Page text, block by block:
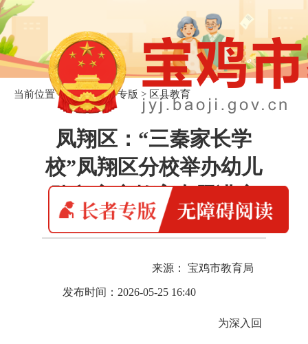
当前位置：首页>长者专版 > 区县教育
凤翔区：“三秦家长学
校”凤翔区分校举办幼儿
阶段家庭教育专题讲座
来源： 宝鸡市教育局
发布时间：2026-05-25 16:40
为深入回